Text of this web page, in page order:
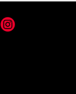
Instagram